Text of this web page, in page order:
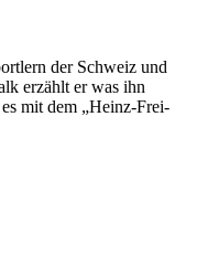
der Schweiz und
erzählt er was ihn
mit dem „Heinz-Frei-